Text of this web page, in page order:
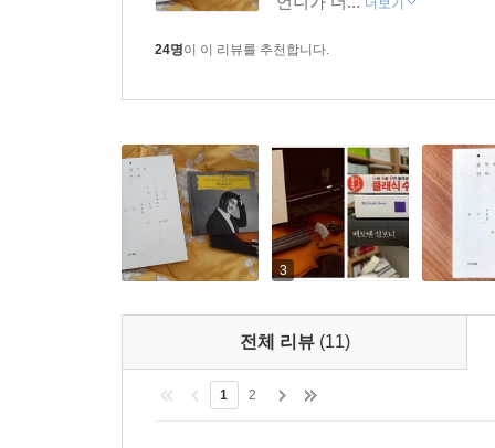
24명이 이 리뷰를 추천합니다.
3
전체 리뷰 (11)
1 2